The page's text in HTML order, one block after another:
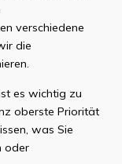
verschiedene
die
es wichtig zu
oberste Priorität
was Sie
oder